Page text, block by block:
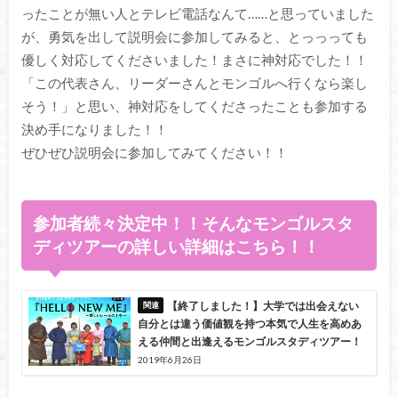
ったことが無い人とテレビ電話なんて……と思っていました
が、勇気を出して説明会に参加してみると、とっっっても
優しく対応してくださいました！まさに神対応でした！！
「この代表さん、リーダーさんとモンゴルへ行くなら楽し
そう！」と思い、神対応をしてくださったことも参加する
決め手になりました！！
ぜひぜひ説明会に参加してみてください！！
参加者続々決定中！！そんなモンゴルスタ
ディツアーの詳しい詳細はこちら！！
【終了しました！】大学では出会えない
自分とは違う価値観を持つ本気で人生を高めあ
える仲間と出逢えるモンゴルスタディツアー！
2019年6月26日